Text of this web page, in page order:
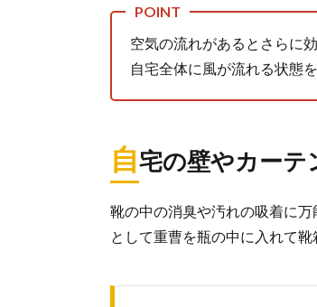
空気の流れがあるとさらに
自宅全体に風が流れる状態
自宅の壁やカーテ
靴の中の消臭や汚れの吸着に
として重曹を瓶の中に入れて